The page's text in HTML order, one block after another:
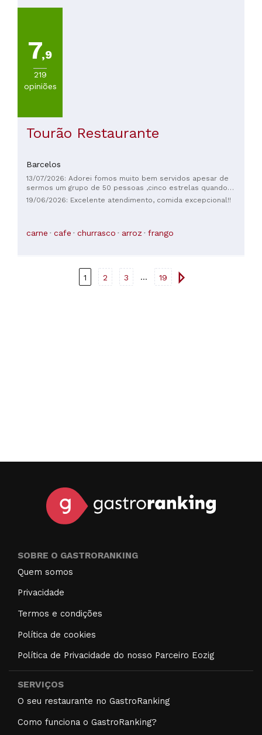
viagem.
7,9
219
opiniões
Tourão Restaurante
Barcelos
13/07/2026: Adorei fomos muito bem servidos apesar de
sermos um grupo de 50 pessoas ,cinco estrelas quando
tiver oportunidade vou voltar
19/06/2026: Excelente atendimento, comida excepcional!!
carne cafe churrasco arroz frango
1 2 3 ... 19
SOBRE O GASTRORANKING
Quem somos
Privacidade
Termos e condições
Política de cookies
Política de Privacidade do nosso Parceiro Eozig
SERVIÇOS
O seu restaurante no GastroRanking
Como funciona o GastroRanking?